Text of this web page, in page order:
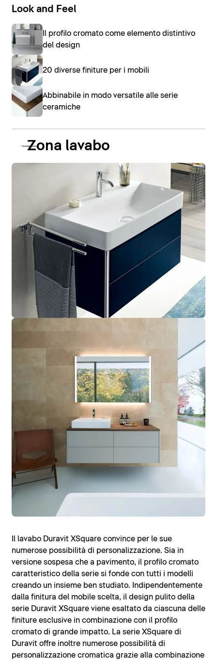
Look and Feel
Il profilo cromato come elemento distintivo
del design
20 diverse finiture per i mobili
Abbinabile in modo versatile alle serie
ceramiche
Zona lavabo
Il lavabo Duravit XSquare convince per le sue
numerose possibilità di personalizzazione. Sia in
versione sospesa che a pavimento, il profilo cromato
caratteristico della serie si fonde con tutti i modelli
creando un insieme ben studiato. Indipendentemente
dalla finitura del mobile scelta, il design pulito della
serie Duravit XSquare viene esaltato da ciascuna delle
finiture esclusive in combinazione con il profilo
cromato di grande impatto. La serie XSquare di
Duravit offre inoltre numerose possibilità di
personalizzazione cromatica grazie alla combinazione